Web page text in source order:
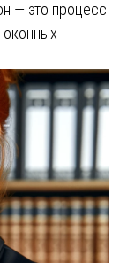
— это процесс
оконных